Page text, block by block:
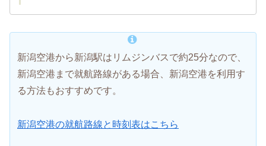
新潟空港から新潟駅はリムジンバスで約25分なので、
新潟空港まで就航路線がある場合、新潟空港を利用す
る方法もおすすめです。
新潟空港の就航路線と時刻表はこちら